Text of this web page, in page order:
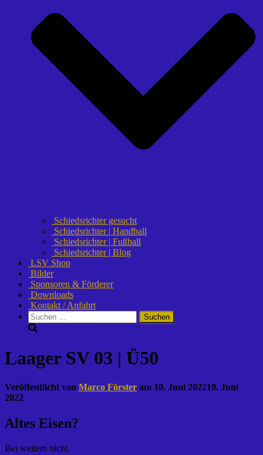
Schiedsrichter gesucht
Schiedsrichter | Handball
Schiedsrichter | Fußball
Schiedsrichter | Blog
LSV Shop
Bilder
Sponsoren & Förderer
Downloads
Kontakt / Anfahrt
Suchen
nach:
Laager SV 03 | Ü50
Veröffentlicht von Marco Förster am 10. Juni 202210. Juni
2022
Altes Eisen?
Bei weitem nicht.